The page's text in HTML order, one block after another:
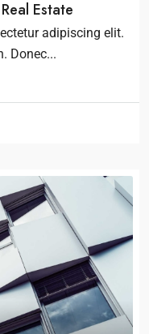
Estate
adipiscing elit.
Donec...